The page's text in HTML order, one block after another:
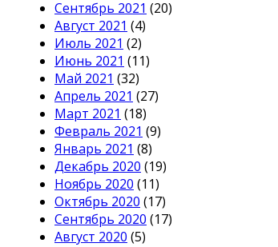
Сентябрь 2021 (20)
Август 2021 (4)
Июль 2021 (2)
Июнь 2021 (11)
Май 2021 (32)
Апрель 2021 (27)
Март 2021 (18)
Февраль 2021 (9)
Январь 2021 (8)
Декабрь 2020 (19)
Ноябрь 2020 (11)
Октябрь 2020 (17)
Сентябрь 2020 (17)
Август 2020 (5)